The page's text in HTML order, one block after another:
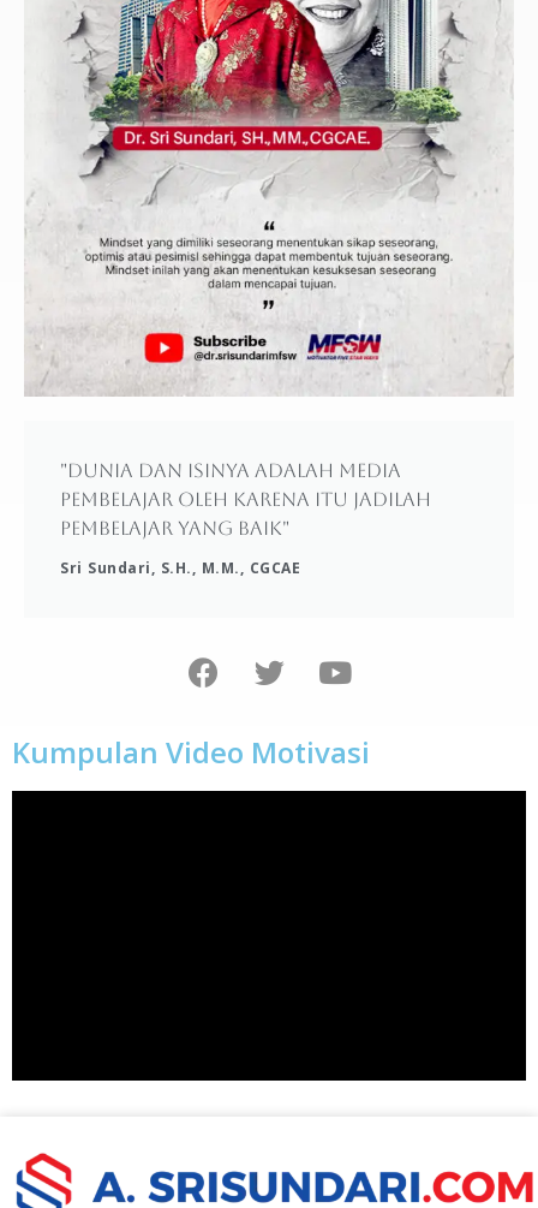
"Dunia dan isinya adalah media
pembelajar oleh karena itu jadilah
pembelajar yang baik"
Sri Sundari, S.H., M.M., CGCAE
Kumpulan Video Motivasi